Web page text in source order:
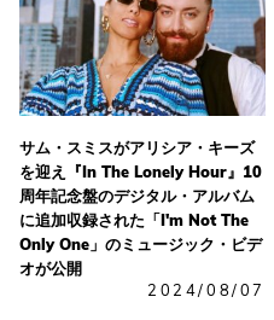
サム・スミスがアリシア・キーズ
を迎え『In The Lonely Hour』10
周年記念盤のデジタル・アルバム
に追加収録された「I'm Not The
Only One」のミュージック・ビデ
オが公開
2024/08/07